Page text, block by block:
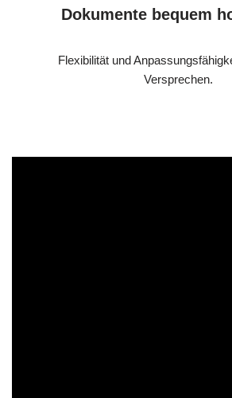
Dokumente bequem
Flexibilität und
Versprechen.